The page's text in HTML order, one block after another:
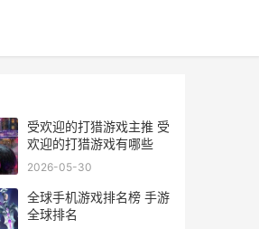
受欢迎的打猎游戏主推 受
欢迎的打猎游戏有哪些
2026-05-30
全球手机游戏排名榜 手游
全球排名